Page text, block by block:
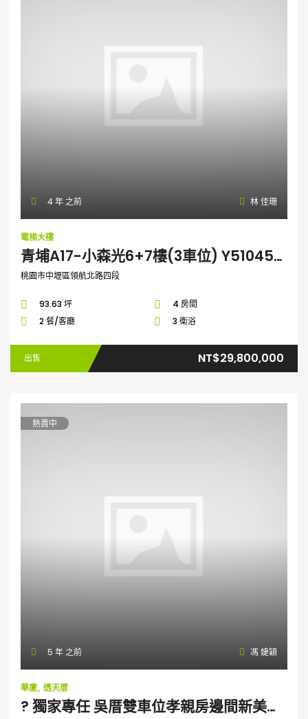
4 年 之前 林 佳珊
電梯大樓
青埔A17-小森光6+7樓(3車位) Y5104510
桃園市中壢區領航北路四段
93.63 坪
4 房間
2 餐/客廳
3 衛浴
出售 NT$29,800,000
熱賣中
5 年 之前 馮 婕穎
華廈 透天厝
? 獨家專任 吳厝雙車位孝親房邊間新美墅 ?